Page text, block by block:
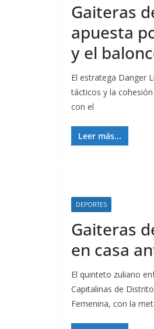
Gaiteras
apuesta
y el
El estratega Danger
tácticos y la
con el
Leer más...
DEPORTES
Gaiteras
en casa
El quinteto zuliano
Capitalinas de
Femenina, con la